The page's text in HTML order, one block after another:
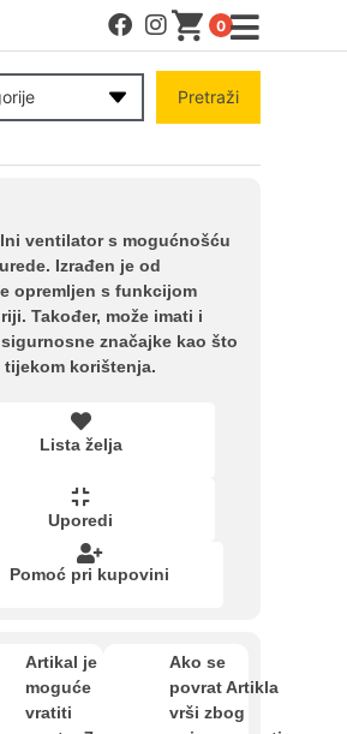
0
Pretraži
ventilator s mogućnošću
Izrađen je od
opremljen s funkcijom
Također, može imati i
značajke kao što
korištenja.
Lista želja
Uporedi
Pomoć pri kupovini
Artikal je
moguće
vratiti
Ako se
povrat Artikla
vrši zbog
Račun
Kupovina na rate
Lista želja
Zahtjev za reklamaciju